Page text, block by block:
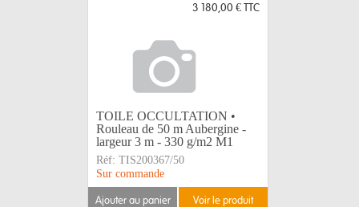
3 180,00 € TTC
TOILE OCCULTATION •
Rouleau de 50 m Aubergine -
largeur 3 m - 330 g/m2 M1
Réf: TIS200367/50
Sur commande
ajouter au panier voir le produit